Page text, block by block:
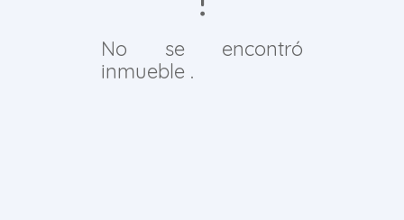
No se encontró
inmueble .